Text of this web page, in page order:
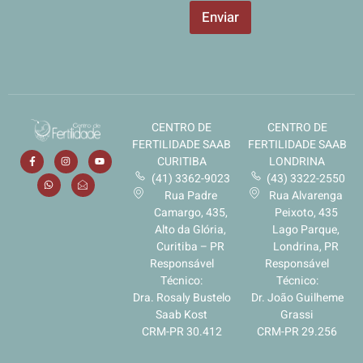
e
o
e
I
n
t
e
r
e
s
s
e
*
Enviar
CENTRO DE
FERTILIDADE SAAB
CURITIBA
(41) 3362-9023
Rua Padre
Camargo, 435,
Alto da Glória,
Curitiba – PR
Responsável
Técnico:
Dra. Rosaly Bustelo
Saab Kost
CRM-PR 30.412
CENTRO DE
FERTILIDADE SAAB
LONDRINA
(43) 3322-2550
Rua Alvarenga
Peixoto, 435
Lago Parque,
Londrina, PR
Responsável
Técnico:
Dr. João Guilheme
Grassi
CRM-PR 29.256